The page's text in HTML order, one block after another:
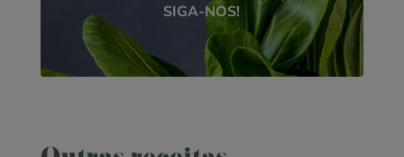
SIGA-NOS!